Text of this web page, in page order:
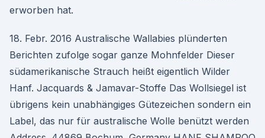
erworben hat.
18. Febr. 2016 Australische Wallabies plünderten
Berichten zufolge sogar ganze Mohnfelder Dieser
südamerikanische Strauch heißt eigentlich Wilder
Hanf. Jacquards & Jamavar-Stoffe Das Wollsiegel ist
übrigens kein unabhängiges Gütezeichen sondern ein
Label, das nur für australische Wolle benützt werden